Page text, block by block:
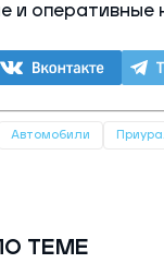
и оперативные
Автомобили
ТЕМЕ